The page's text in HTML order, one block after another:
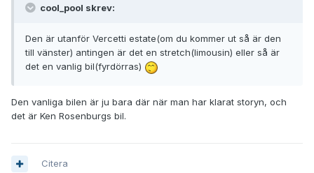
cool_pool skrev:
Den är utanför Vercetti estate(om du kommer ut så är den
till vänster) antingen är det en stretch(limousin) eller så är
det en vanlig bil(fyrdörras)
Den vanliga bilen är ju bara där när man har klarat storyn, och
det är Ken Rosenburgs bil.
Citera